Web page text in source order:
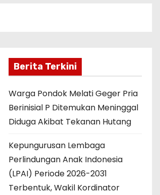
Berita Terkini
Warga Pondok Melati Geger Pria
Berinisial P Ditemukan Meninggal
Diduga Akibat Tekanan Hutang
Kepungurusan Lembaga
Perlindungan Anak Indonesia
(LPAI) Periode 2026-2031
Terbentuk, Wakil Kordinator